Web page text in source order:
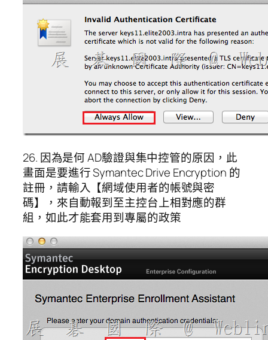
26. 因為是何 AD驗證與集中控管的原因，此
畫面是要進行 Symantec Drive Encryption 的
註冊，請輸入【網域使用者的帳號與密
碼】，來自動報到至主控台上相對應的群
組，如此才能套用到專屬的政策